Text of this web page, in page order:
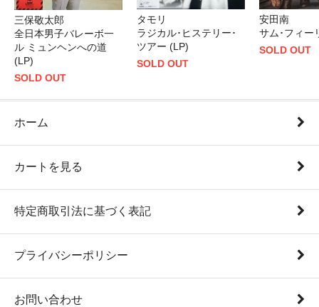
三保敬太郎
全日本男子バレーボ一
ル ミュンヘンへの道
(LP)
SOLD OUT
タモリ
ラジカル･ヒステリー･
ツアー (LP)
SOLD OUT
安田南
サム･フィー
SOLD OUT
ホーム
カートを見る
特定商取引法に基づく表記
プライバシーポリシー
お問い合わせ